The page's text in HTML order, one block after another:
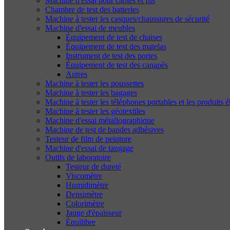
Chambre de test des batteries
Machine à tester les casques/chaussures de sécurité
Machine d'essai de meubles
Équipement de test de chaises
Équipement de test des matelas
Instrument de test des portes
Équipement de test des canapés
Autres
Machine à tester les poussettes
Machine à tester les bagages
Machine à tester les téléphones portables et les produits
Machine à tester les géotextiles
Machine d'essai métallographique
Machine de test de bandes adhésives
Testeur de film de peinture
Machine d'essai de tangage
Outils de laboratoire
Testeur de dureté
Viscomètre
Humidimètre
Densimètre
Colorimètre
Jauge d'épaisseur
Équilibre